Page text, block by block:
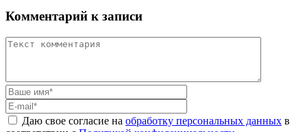
Комментарий к записи
Даю свое согласие на обработку персональных данных в